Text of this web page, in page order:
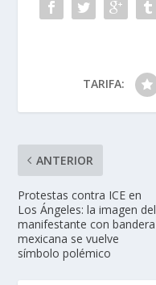
TARIFA:
ANTERIOR
Protestas contra ICE en
Los Ángeles: la imagen del
manifestante con bandera
mexicana se vuelve
símbolo polémico